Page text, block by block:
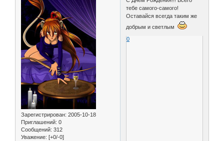
Зарегистрирован: 2005-10-18
Приглашений: 0
Сообщений: 312
Уважение: [+0/-0]
тебе самого-самого!
Оставайся всегда таким же
добрым и светлым
0